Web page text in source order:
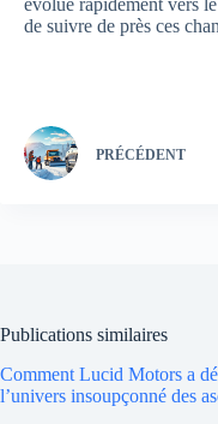
évolue rapidement vers
de suivre de près ces
PRÉCÉDENT
Publications similaires
Comment Lucid Motors a
l’univers insoupçonné des